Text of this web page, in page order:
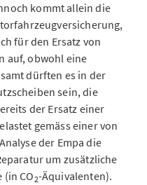
kommt allein die
für den Ersatz von
auf, obwohl eine
dürften es in der
sein, die
der Ersatz einer
gemäss einer von
der Empa die
um zusätzliche
CO2-Äquiva­lenten).